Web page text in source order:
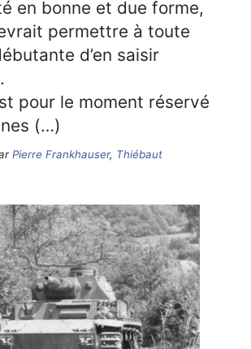
en bonne et due forme,
permettre à toute
d’en saisir
pour le moment réservé
(…)
Pierre Frankhauser, Thiébaut